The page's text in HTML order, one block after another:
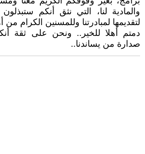
والمادية لنا، التي نثق أنكم
لتقديمها لمبادرتنا وللمسنين الكرام من
دمتم أهلا للخير.. ونحن على ثقة
صدارة من يساندنا..